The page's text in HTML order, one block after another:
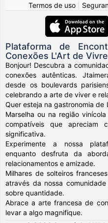
Termos de uso
Plataforma de
Conexões L'Art de Vivre
Bonjour! Descubra a
conexões autênticas.
desde os boulevards
celebrando a arte de viver e
Quer esteja na gastronomia
Marselha ou na região
compatíveis que apreciam
significativa.
Experimente a nossa
enquanto desfruta da
relacionamentos e amizade.
Milhares de solteiros
através da nossa
sobre quantidade.
Abrace a arte francesa de
levar a algo magnifique.